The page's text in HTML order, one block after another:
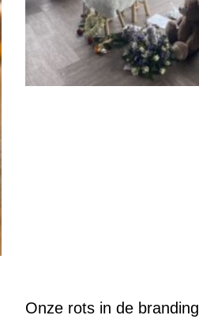
Onze rots in de branding